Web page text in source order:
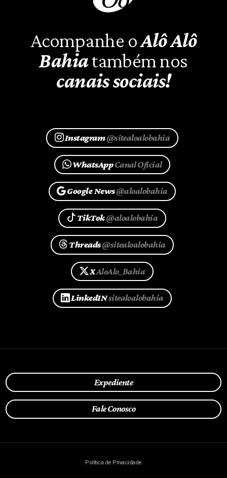
Acompanhe oAlô Alô
Bahiatambém nos
canais sociais!
Instagram@sitealoalobahia
WhatsAppCanal Oficial
Google News@aloalobahia
TikTok@aloalobahia
Threads@sitealoalobahia
XAloAlo_Bahia
LinkedINsitealoalobahia
Expediente
Fale Conosco
Política de Privacidade